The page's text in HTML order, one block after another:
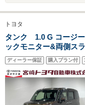
トヨタ
タンク 1.0 G コージ
ックモニター&両側ス
年保証付＼走行距離無
ディーラー保証 購入プラン付